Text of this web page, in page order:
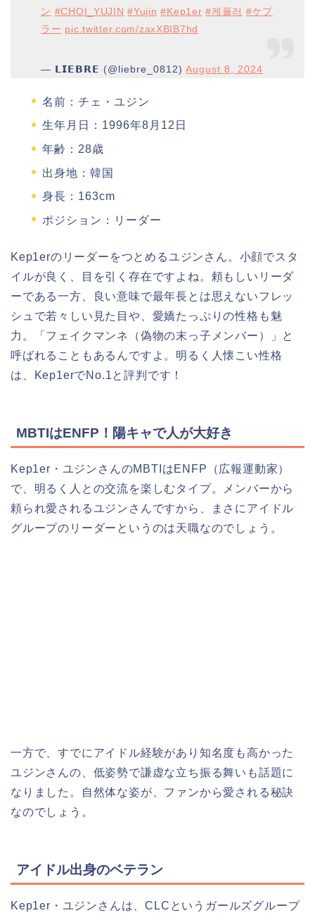
ン #CHOI_YUJIN #Yujin #Kep1er #케플러 #ケプ
ラー pic.twitter.com/zaxXBIB7hd
— 𝗟𝗜𝗘𝗕𝗥𝗘 (@liebre_0812)August 8, 2024
名前：チェ・ユジン
生年月日：1996年8月12日
年齢：28歳
出身地：韓国
身長：163cm
ポジション：リーダー
Kep1erのリーダーをつとめるユジンさん。小顔でスタ
イルが良く、目を引く存在ですよね。頼もしいリーダ
ーである一方、良い意味で最年長とは思えないフレッ
シュで若々しい見た目や、愛嬌たっぷりの性格も魅
力。「フェイクマンネ（偽物の末っ子メンバー）」と
呼ばれることもあるんですよ。明るく人懐こい性格
は、Kep1erでNo.1と評判です！
MBTIはENFP！陽キャで人が大好き
Kep1er・ユジンさんのMBTIはENFP（広報運動家）
で、明るく人との交流を楽しむタイプ。メンバーから
頼られ愛されるユジンさんですから、まさにアイドル
グループのリーダーというのは天職なのでしょう。
一方で、すでにアイドル経験があり知名度も高かった
ユジンさんの、低姿勢で謙虚な立ち振る舞いも話題に
なりました。自然体な姿が、ファンから愛される秘訣
なのでしょう。
アイドル出身のベテラン
Kep1er・ユジンさんは、CLCというガールズグループ